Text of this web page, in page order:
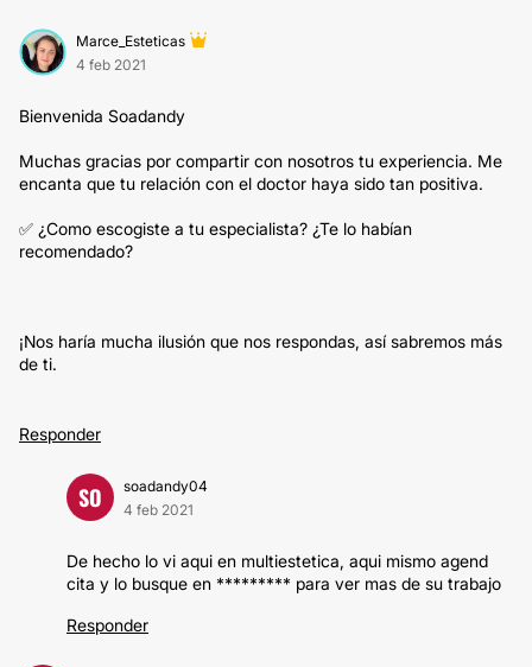
Marce_Esteticas
4 feb 2021
Bienvenida Soadandy
Muchas gracias por compartir con nosotros tu experiencia. Me
encanta que tu relación con el doctor haya sido tan positiva.
✅ ¿Como escogiste a tu especialista? ¿Te lo habían
recomendado?
¡Nos haría mucha ilusión que nos respondas, así sabremos más
de ti.
Responder
SO
soadandy04
4 feb 2021
De hecho lo vi aqui en multiestetica, aqui mismo agend
cita y lo busque en ********* para ver mas de su trabajo
Responder